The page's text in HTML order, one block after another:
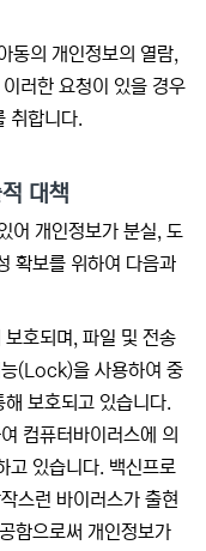
동의 개인정보의 열람,
러한 요청이 있을 경우
취합니다.
대책
어 개인정보가 분실, 도
확보를 위하여 다음과
호되며, 파일 및 전송
(Lock)을 사용하여 중
보호되고 있습니다.
컴퓨터바이러스에 의
고 있습니다. 백신프로
스런 바이러스가 출현
함으로써 개인정보가